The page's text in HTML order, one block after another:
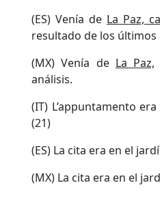
(ES) Venía de La Paz,
resultado de los últimos
(MX) Venía de La Paz,
análisis.
(IT) L’appuntamento
(21)
(ES) La cita era en el
(MX) La cita era en el